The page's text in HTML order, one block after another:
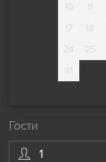
10
11
17
18
24
25
31
Гости
1